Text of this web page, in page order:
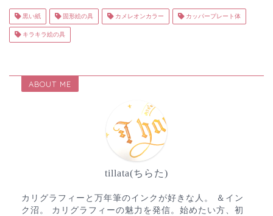
黒い紙 固形絵の具 カメレオンカラー カッパープレート体
キラキラ絵の具
ABOUT ME
tillata(ちらた)
カリグラフィーと万年筆のインクが好きな人。 ＆イン
ク沼。 カリグラフィーの魅力を発信。始めたい方、初